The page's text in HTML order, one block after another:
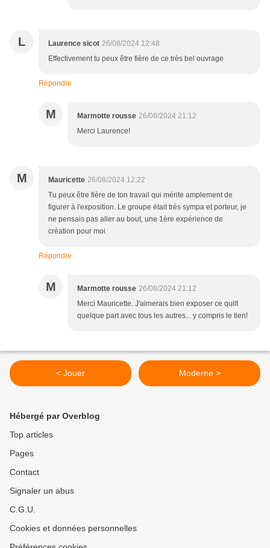
L Laurence sicot 26/08/2024 12:48
Effectivement tu peux être fière de ce très bel ouvrage
Répondre
M Marmotte rousse 26/08/2024 21:12
Merci Laurence!
M Mauricette 26/08/2024 12:22
Tu peux être fière de ton travail qui mérite amplement de
figurer à l'exposition. Le groupe était très sympa et porteur, je
ne pensais pas aller au bout, une 1ère expérience de
création pour moi.
Répondre
M Marmotte rousse 26/08/2024 21:12
Merci Mauricette. J'aimerais bien exposer ce quilt
quelque part avec tous les autres... y compris le tien!
< Jouer Moderne >
Hébergé par Overblog
Top articles
Pages
Contact
Signaler un abus
C.G.U.
Cookies et données personnelles